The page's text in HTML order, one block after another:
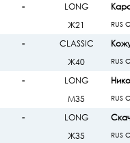
-
LONG
Ж21
RUS
-
CLASSIC
Ж40
RUS
-
LONG
М35
RUS
-
LONG
Ж35
RUS